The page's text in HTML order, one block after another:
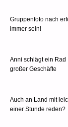
Gruppenfoto nach
immer sein!
Anni schlägt
großer Geschäfte
Auch an Land mit
einer Stunde reden?